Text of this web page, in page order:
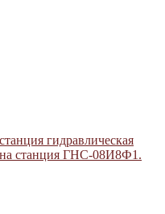
гидравлическая
станция ГНС-08И8Ф1.